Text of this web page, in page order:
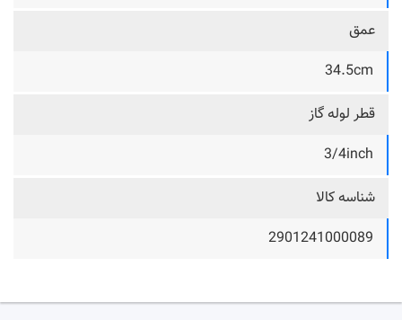
عمق
34.5cm
قطر لوله گاز
3/4inch
شناسه کالا
2901241000089